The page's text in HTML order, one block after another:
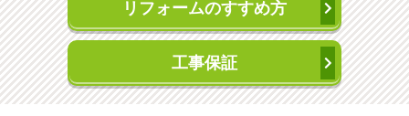
リフォームのすすめ方
工事保証